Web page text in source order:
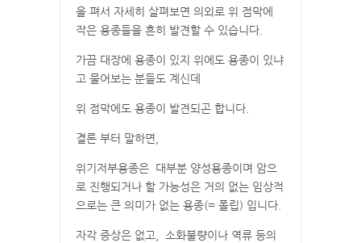
을 펴서 자세히 살펴보면 의외로 위 점막에
작은 용종들을 흔히 발견할 수 있습니다.
가끔 대장에 용종이 있지 위에도 용종이 있냐
고 물어보는 분들도 계신데
위 점막에도 용종이 발견되곤 합니다.
결론 부터 말하면,
위기저부용종은 대부분 양성용종이며 암으
로 진행되거나 할 가능성은 거의 없는 임상적
으로는 큰 의미가 없는 용종(= 폴립) 입니다.
자각 증상은 없고, 소화불량이나 역류 등의